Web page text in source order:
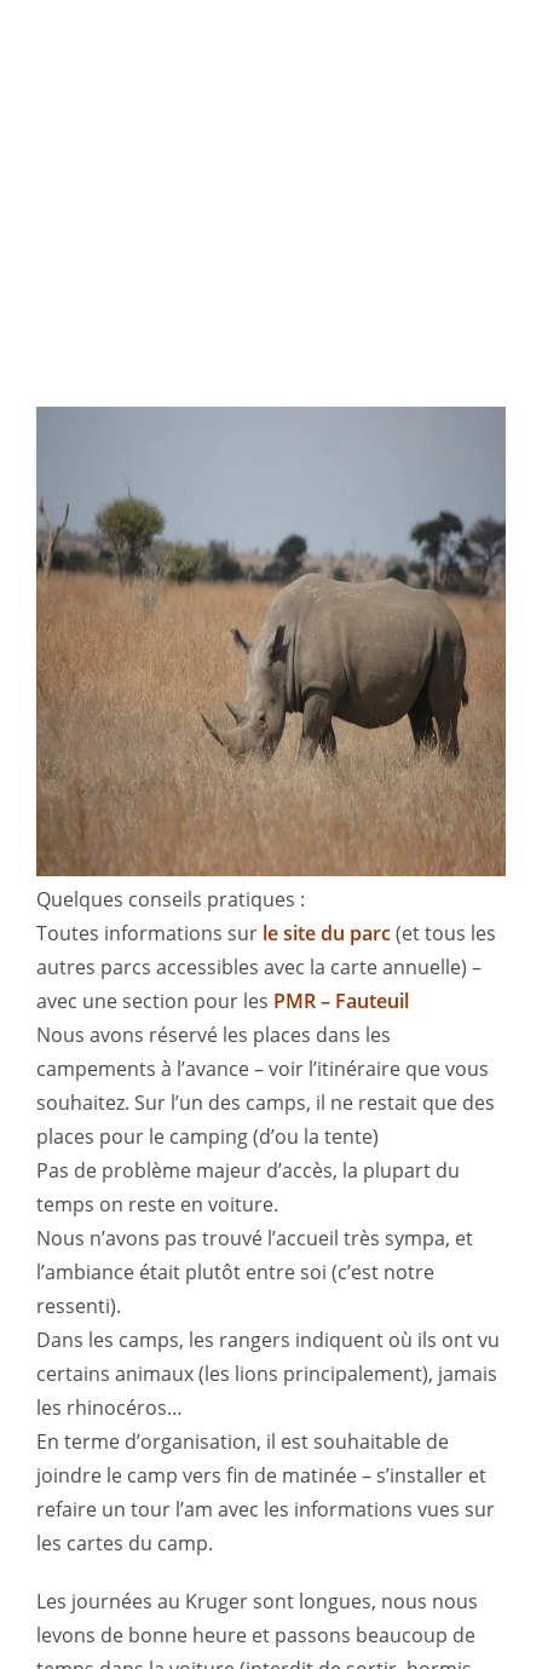
Quelques conseils pratiques :
Toutes informations sur le site du parc(et tous les
autres parcs accessibles avec la carte annuelle) –
avec une section pour les PMR – Fauteuil
Nous avons réservé les places dans les
campements à l’avance – voir l’itinéraire que vous
souhaitez. Sur l’un des camps, il ne restait que des
places pour le camping (d’ou la tente)
Pas de problème majeur d’accès, la plupart du
temps on reste en voiture.
Nous n’avons pas trouvé l’accueil très sympa, et
l’ambiance était plutôt entre soi (c’est notre
ressenti).
Dans les camps, les rangers indiquent où ils ont vu
certains animaux (les lions principalement), jamais
les rhinocéros…
En terme d’organisation, il est souhaitable de
joindre le camp vers fin de matinée – s’installer et
refaire un tour l’am avec les informations vues sur
les cartes du camp.
Les journées au Kruger sont longues, nous nous
levons de bonne heure et passons beaucoup de